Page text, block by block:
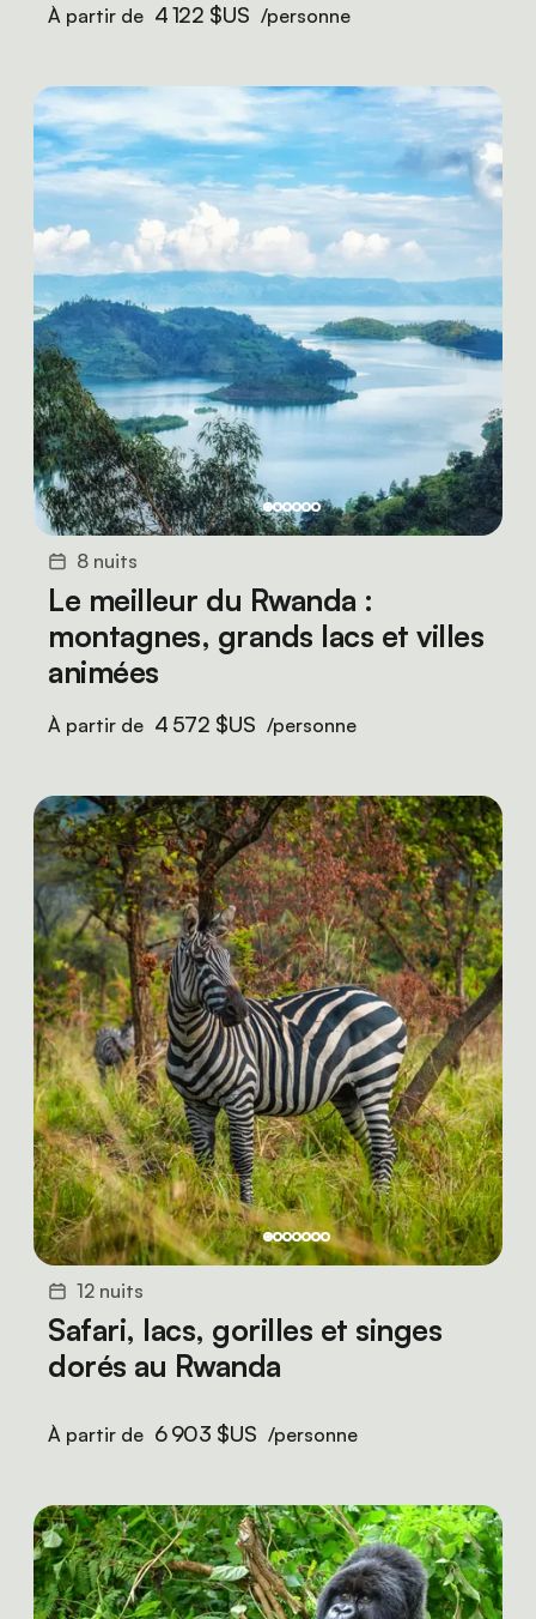
À partir de 4 122 $US /personne
8 nuits
Le meilleur du Rwanda :
montagnes, grands lacs et villes
animées
À partir de 4 572 $US /personne
12 nuits
Safari, lacs, gorilles et singes
dorés au Rwanda
À partir de 6 903 $US /personne